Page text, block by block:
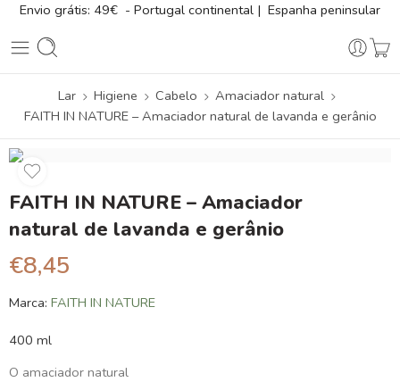
Envio grátis: 49€ - Portugal continental | Espanha peninsular
Lar Higiene Cabelo
Amaciador natural
FAITH IN NATURE – Amaciador natural de lavanda e gerânio
FAITH IN NATURE – Amaciador
natural de lavanda e gerânio
€8,45
Marca: FAITH IN NATURE
400 ml
O amaciador natural